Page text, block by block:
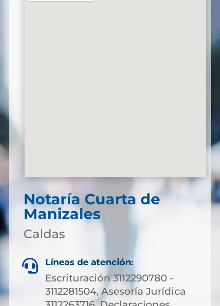
Notaría Cuarta de
Manizales
Caldas
 Líneas de atención:
Escrituración 3112290780 -
3112281504, Asesoría Jurídica